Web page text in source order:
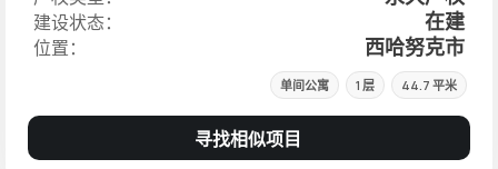
建设状态： 在建
位置： 西哈努克市
单间公寓 1 层 44.7 平米
寻找相似项目